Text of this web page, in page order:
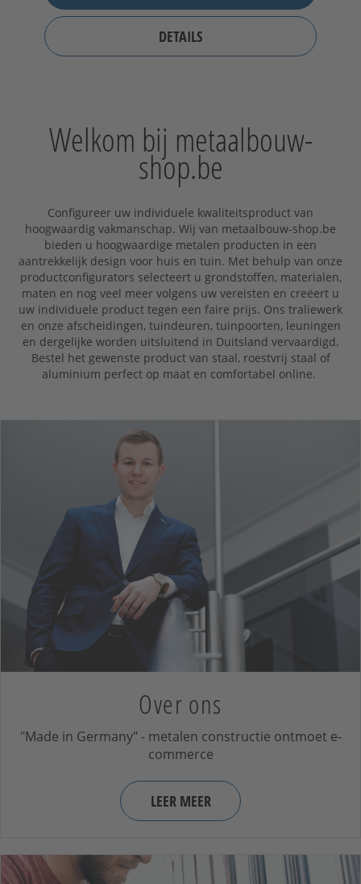
DETAILS
Welkom bij metaalbouw-
shop.be
Configureer uw individuele kwaliteitsproduct van
hoogwaardig vakmanschap. Wij van metaalbouw-shop.be
bieden u hoogwaardige metalen producten in een
aantrekkelijk design voor huis en tuin. Met behulp van onze
productconfigurators selecteert u grondstoffen, materialen,
maten en nog veel meer volgens uw vereisten en creëert u
uw individuele product tegen een faire prijs. Ons traliewerk
en onze afscheidingen, tuindeuren, tuinpoorten, leuningen
en dergelijke worden uitsluitend in Duitsland vervaardigd.
Bestel het gewenste product van staal, roestvrij staal of
aluminium perfect op maat en comfortabel online.
Over ons
"Made in Germany" - metalen constructie ontmoet e-
commerce
LEER MEER